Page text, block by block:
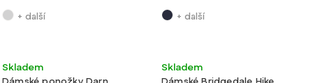
+ další + další
Velmi lehké
Dámské ponožky Darn
Skladem Velmi lehké
Dámské Bridgedale Hike
Skladem